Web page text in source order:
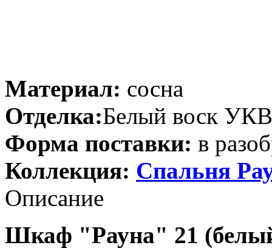
Материал: сосна
Отделка:Белый воск УКВ
Форма поставки: в
Коллекция: Спальня
Описание
Шкаф "Рауна" 21